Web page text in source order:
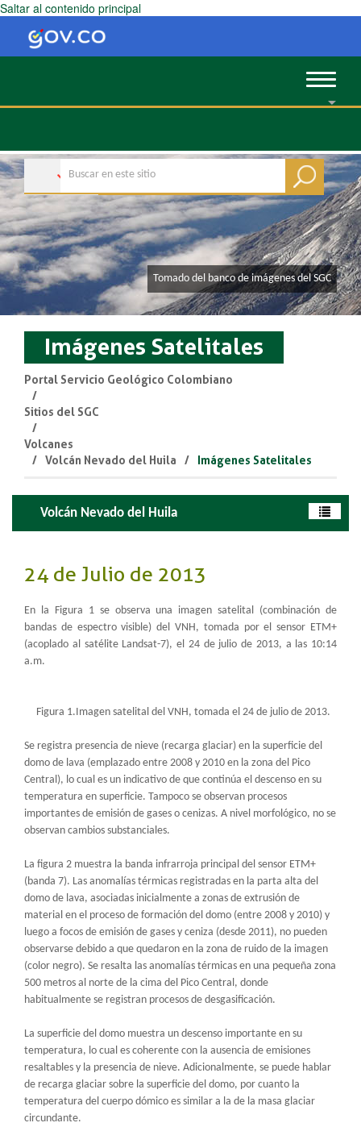
Saltar al contenido principal
Toggle
​​​​Tomado del banco de imágenes del SGC
Imágenes Satelitales
Portal Servicio Geológico Colombiano
Sitios del SGC
Volcanes
Volcán Nevado del Huila
Imágenes Satelitales
Volcán Nevado del Huila
24 de Julio de 2013
En la Figura 1 se observa una imagen satelital (combinación de
bandas de espectro visible) del VNH, tomada por el sensor ETM+
(acoplado al satélite Landsat-7), el 24 de julio de 2013, a las 10:14
a.m.
Figura 1.Imagen satelital del VNH, tomada el 24 de julio de 2013.
Se registra presencia de nieve (recarga glaciar) en la superficie del
domo de lava (emplazado entre 2008 y 2010 en la zona del Pico
Central), lo cual es un indicativo de que continúa el descenso en su
temperatura en superficie. Tampoco se observan procesos
importantes de emisión de gases o cenizas. A nivel morfológico, no se
observan cambios substanciales.
La figura 2 muestra la banda infrarroja principal del sensor ETM+
(banda 7). Las anomalías térmicas registradas en la parta alta del
domo de lava, asociadas inicialmente a zonas de extrusión de
material en el proceso de formación del domo (entre 2008 y 2010) y
luego a focos de emisión de gases y ceniza (desde 2011), no pueden
observarse debido a que quedaron en la zona de ruido de la imagen
(color negro). Se resalta las anomalías térmicas en una pequeña zona
500 metros al norte de la cima del Pico Central, donde
habitualmente se registran procesos de desgasificación.
La superficie del domo muestra un descenso importante en su
temperatura, lo cual es coherente con la ausencia de emisiones
resaltables y la presencia de nieve. Adicionalmente, se puede hablar
de recarga glaciar sobre la superficie del domo, por cuanto la
temperatura del cuerpo dómico es similar a la de la masa glaciar
circundante.